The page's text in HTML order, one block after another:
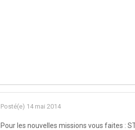
Posté(e) 14 mai 2014
Pour les nouvelles missions vous faites :